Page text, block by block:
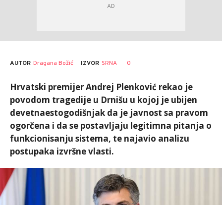
AUTOR Dragana Božić IZVOR SRNA 0
Hrvatski premijer Andrej Plenković rekao je
povodom tragedije u Drnišu u kojoj je ubijen
devetnaestogodišnjak da je javnost sa pravom
ogorčena i da se postavljaju legitimna pitanja o
funkcionisanju sistema, te najavio analizu
postupaka izvršne vlasti.